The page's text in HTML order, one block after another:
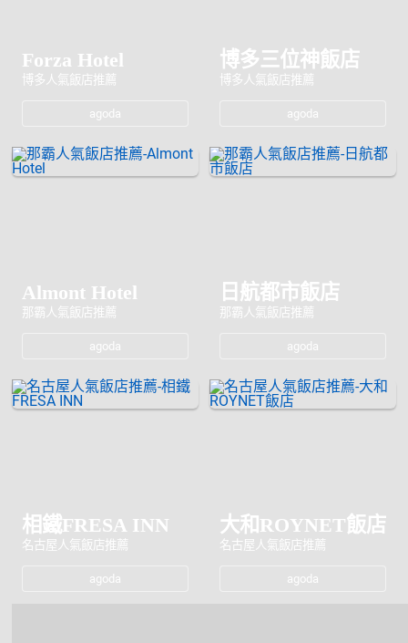
Forza Hotel
博多人氣飯店推薦
agoda
博多三位神飯店
博多人氣飯店推薦
agoda
Almont Hotel
那霸人氣飯店推薦
agoda
日航都市飯店
那霸人氣飯店推薦
agoda
相鐵FRESA INN
名古屋人氣飯店推薦
agoda
大和ROYNET飯店
名古屋人氣飯店推薦
agoda